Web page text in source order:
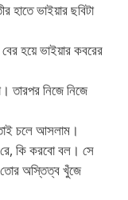
ভাইয়ার ছবিটা
হয়ে ভাইয়ার কবরের
তারপর নিজে নিজে
চলে আসলাম।
কি করবো বল। সে
অস্তিত্ব খুঁজে